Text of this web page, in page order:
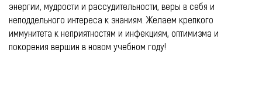
энергии, мудрости и рассудительности, веры в себя и
неподдельного интереса к знаниям. Желаем крепкого
иммунитета к неприятностям и инфекциям, оптимизма и
покорения вершин в новом учебном году!